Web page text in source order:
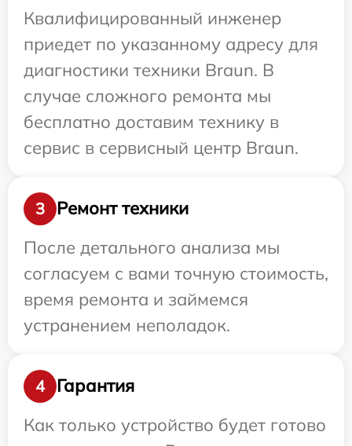
Квалифицированный инженер
приедет по указанному адресу для
диагностики техники Braun. В
случае сложного ремонта мы
бесплатно доставим технику в
сервис в сервисный центр Braun.
3
Ремонт техники
После детального анализа мы
согласуем с вами точную стоимость,
время ремонта и займемся
устранением неполадок.
4
Гарантия
Как только устройство будет готово